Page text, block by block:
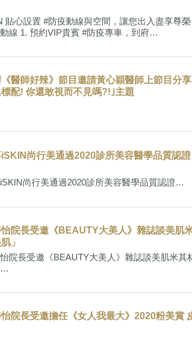
貼心設置 #防疫動線與空間，讓您出入盡享尊
線 1. 預約VIP貴賓 #防疫專車，到府…
醫師好辣》節目邀請黃心穎醫師上節目分
標配! 你還敢視而不見嗎?!｣主題
尚行美通過2020診所美容醫學品質認證
尚行美通過2020診所美容醫學品質認證…
怡院長受邀《BEAUTY大美人》雜誌談美肌
」
院長受邀《BEAUTY大美人》雜誌談美肌米其
…
院長受邀擔任《女人我最大》2020粉美賞